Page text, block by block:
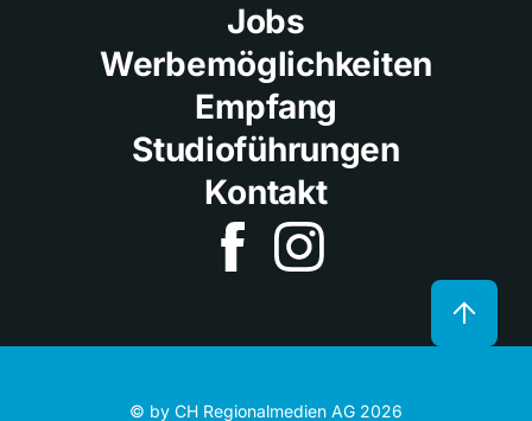
Jobs
Werbemöglichkeiten
Empfang
Studioführungen
Kontakt
© by CH Regionalmedien AG 2026